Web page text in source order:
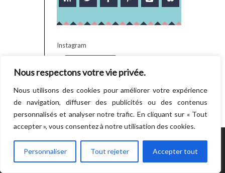
Nous respectons votre vie privée.
Nous utilisons des cookies pour améliorer votre expérience
de navigation, diffuser des publicités ou des contenus
personnalisés et analyser notre trafic. En cliquant sur « Tout
accepter », vous consentez à notre utilisation des cookies.
Personnaliser Tout rejeter Accepter tout
Instagram
There is no media in this feed
POWERED BY WORDPRESS.
CREATED BY